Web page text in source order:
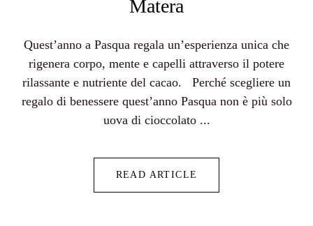
Matera
Quest’anno a Pasqua regala un’esperienza unica che
rigenera corpo, mente e capelli attraverso il potere
rilassante e nutriente del cacao. Perché scegliere un
regalo di benessere quest’anno Pasqua non è più solo
uova di cioccolato ...
READ ARTICLE